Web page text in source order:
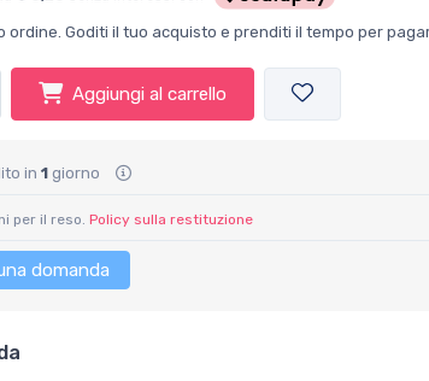
ordine. Goditi il tuo acquisto e prenditi il tempo per
Aggiungi al carrello
in1 giorno
per il reso.Policy sulla restituzione
domanda